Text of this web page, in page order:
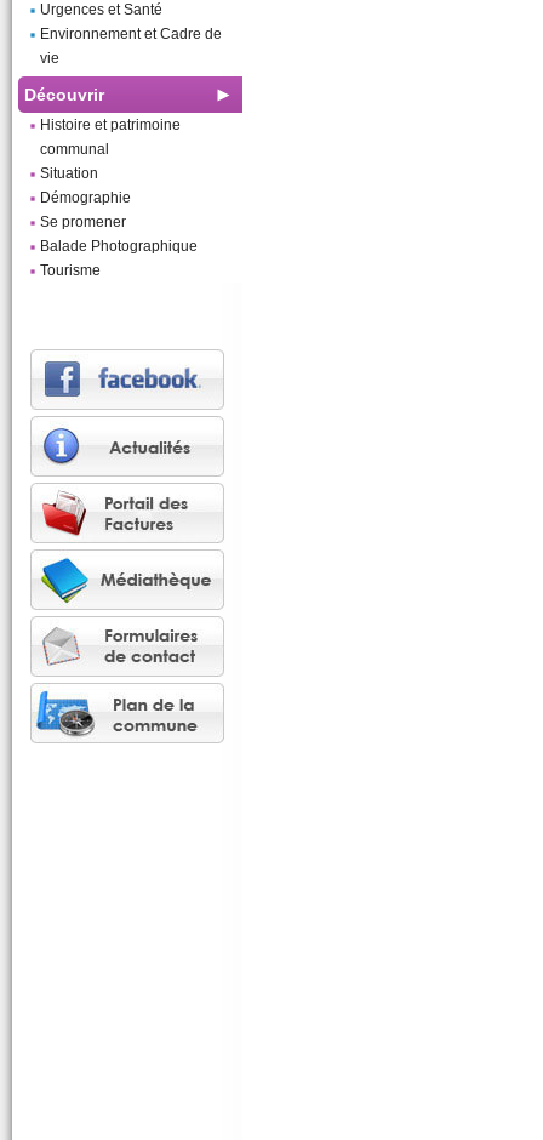
Urgences et Santé
Environnement et Cadre de
vie
Découvrir
Histoire et patrimoine
communal
Situation
Démographie
Se promener
Balade Photographique
Tourisme